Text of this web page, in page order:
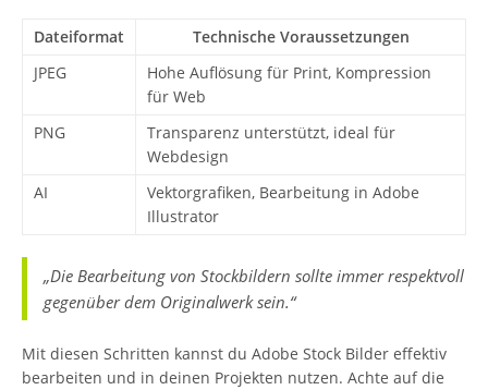
Dateiformat
Technische Voraussetzungen
JPEG
Hohe Auflösung für Print, Kompression
für Web
PNG
Transparenz unterstützt, ideal für
Webdesign
AI
Vektorgrafiken, Bearbeitung in Adobe
Illustrator
„Die Bearbeitung von Stockbildern sollte immer respektvoll
gegenüber dem Originalwerk sein.“
Mit diesen Schritten kannst du Adobe Stock Bilder effektiv
bearbeiten und in deinen Projekten nutzen. Achte auf die